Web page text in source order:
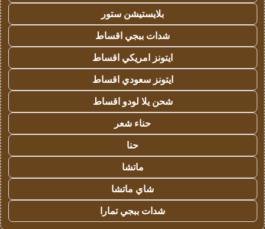
بلايستيشن ستور
شدات ببجي اقساط
ايتونز امريكي اقساط
ايتونز سعودي اقساط
شحن يلا لودو اقساط
حناء شعر
حنا
ماتشا
شاي ماتشا
شدات ببجي تمارا